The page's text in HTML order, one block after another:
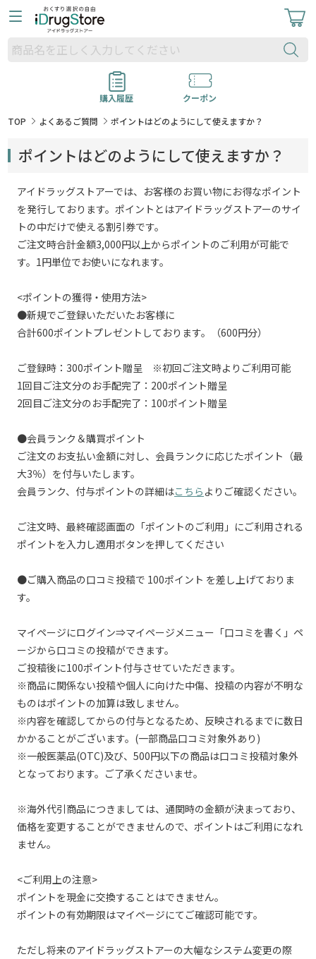
購入履歴
クーポン
TOP
よくあるご質問 ポイントはどのようにして使えますか？
ポイントはどのようにして使えますか？
アイドラッグストアーでは、お客様のお買い物にお得なポイント
を発行しております。ポイントとはアイドラッグストアーのサイ
トの中だけで使える割引券です。
ご注文時合計金額3,000円以上からポイントのご利用が可能で
す。1円単位でお使いになれます。
<ポイントの獲得・使用方法>
●新規でご登録いただいたお客様に
合計600ポイントプレゼントしております。（600円分）
ご登録時：300ポイント贈呈 ※初回ご注文時よりご利用可能
1回目ご注文分のお手配完了：200ポイント贈呈
2回目ご注文分のお手配完了：100ポイント贈呈
●会員ランク＆購買ポイント
ご注文のお支払い金額に対し、会員ランクに応じたポイント（最
大3％）を付与いたします。
会員ランク、付与ポイントの詳細はこちら よりご確認ください。
ご注文時、最終確認画面の「ポイントのご利用」にご利用される
ポイントを入力し適用ボタンを押してください
●ご購入商品の口コミ投稿で 100ポイント を差し上げておりま
す。
マイページにログイン⇒マイページメニュー「口コミを書く」ペ
ージから口コミの投稿ができます。
ご投稿後に100ポイント付与させていただきます。
※商品に関係ない投稿や個人に向けた中傷、投稿の内容が不明な
ものはポイントの加算は致しません。
※内容を確認してからの付与となるため、反映されるまでに数日
かかることがございます。(一部商品口コミ対象外あり)
※一般医薬品(OTC)及び、500円以下の商品は口コミ投稿対象外
となっております。ご了承くださいませ。
※海外代引商品につきましては、通関時の金額が決まっており、
価格を変更することができませんので、ポイントはご利用になれ
ません。
<ご利用上の注意>
ポイントを現金に交換することはできません。
ポイントの有効期限はマイページにてご確認可能です。
ただし将来のアイドラッグストアーの大幅なシステム変更の際